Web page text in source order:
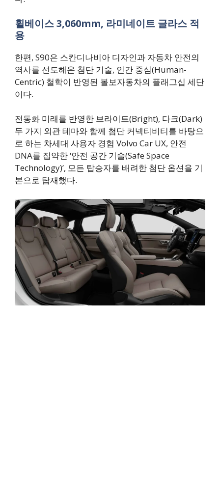
휠베이스 3,060mm, 라미네이트 글라스 적
용
한편, S90은 스칸디나비아 디자인과 자동차 안전의
역사를 선도해온 첨단 기술, 인간 중심(Human-
Centric) 철학이 반영된 볼보자동차의 플래그십 세단
이다.
전동화 미래를 반영한 브라이트(Bright), 다크(Dark)
두 가지 외관 테마와 함께 첨단 커넥티비티를 바탕으
로 하는 차세대 사용자 경험 Volvo Car UX, 안전
DNA를 집약한 ‘안전 공간 기술(Safe Space
Technology)’, 모든 탑승자를 배려한 첨단 옵션을 기
본으로 탑재했다.